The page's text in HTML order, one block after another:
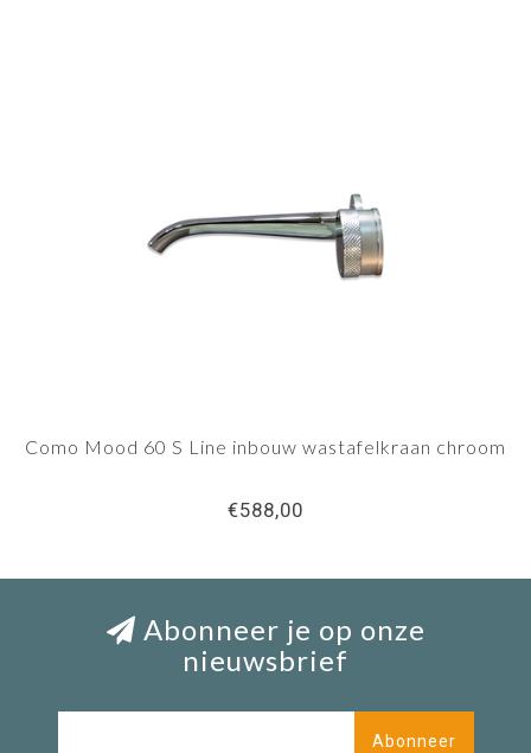
Como Mood 60 S Line inbouw wastafelkraan chroom
€588,00
Abonneer je op onze
nieuwsbrief
Abonneer